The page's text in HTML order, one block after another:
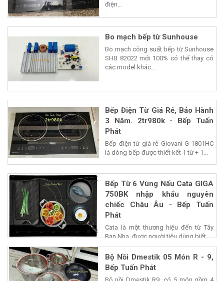
điện...
Bo mạch bếp từ Sunhouse
Bo mạch công suất bếp từ Sunhouse
SHB 82022 mới 100% có thể thay có
các model khác...
Bếp Điện Từ Giá Rẻ, Bảo Hành
3 Năm. 2tr980k - Bếp Tuấn
Phát
Bếp điện từ giá rẻ Giovani G-1801HC
là dòng bếp được thiết kết 1 từ + 1...
Bếp Từ 6 Vùng Nấu Cata GIGA
750BK nhập khẩu nguyên
chiếc Châu Âu - Bếp Tuấn
Phát
Cata là một thương hiệu đến từ Tây
Ban Nha, được người tiêu dùng biết...
Bộ Nồi Dmestik 05 Món R - 9,
Bếp Tuấn Phát